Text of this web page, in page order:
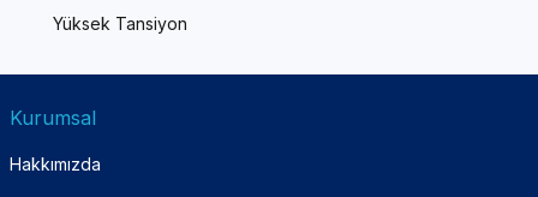
Yüksek Tansiyon
Kurumsal
Hakkımızda